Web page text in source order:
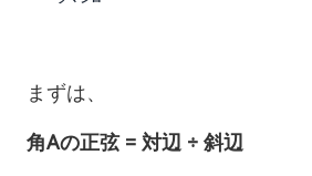
まずは、
角Aの正弦 = 対辺 ÷ 斜辺